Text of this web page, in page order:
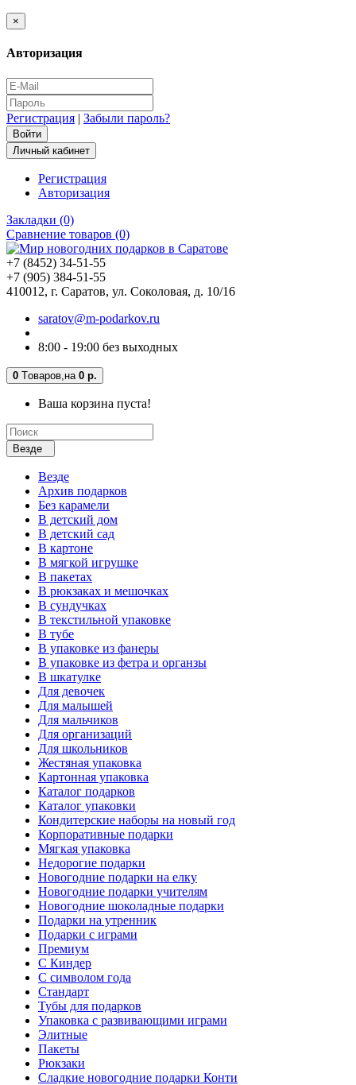
×
Авторизация
Регистрация | Забыли пароль?
Личный кабинет
Регистрация
Авторизация
Закладки (0)
Сравнение товаров (0)
+7 (8452) 34-51-55
+7 (905) 384-51-55
410012, г. Саратов, ул. Соколовая, д. 10/16
saratov@m-podarkov.ru
8:00 - 19:00 без выходных
0 Tоваров, на 0 р.
Ваша корзина пуста!
Везде
Везде
Архив подарков
Без карамели
В детский дом
В детский сад
В картоне
В мягкой игрушке
В пакетах
В рюкзаках и мешочках
В сундучках
В текстильной упаковке
В тубе
В упаковке из фанеры
В упаковке из фетра и органзы
В шкатулке
Для девочек
Для малышей
Для мальчиков
Для организаций
Для школьников
Жестяная упаковка
Картонная упаковка
Каталог подарков
Каталог упаковки
Кондитерские наборы на новый год
Корпоративные подарки
Мягкая упаковка
Недорогие подарки
Новогодние подарки на елку
Новогодние подарки учителям
Новогодние шоколадные подарки
Подарки на утренник
Подарки с играми
Премиум
С Киндер
С символом года
Стандарт
Тубы для подарков
Упаковка с развивающими играми
Элитные
Пакеты
Рюкзаки
Сладкие новогодние подарки Конти